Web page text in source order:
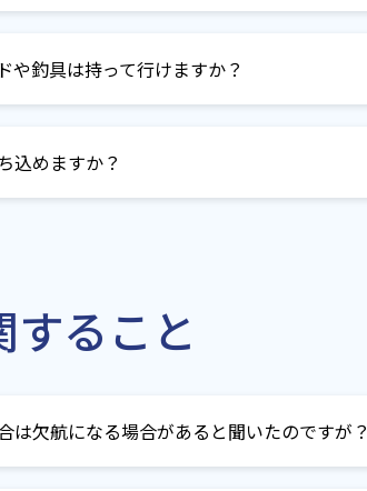
や釣具は持って行けますか？
込めますか？
ること
は欠航になる場合があると聞いたのですが？